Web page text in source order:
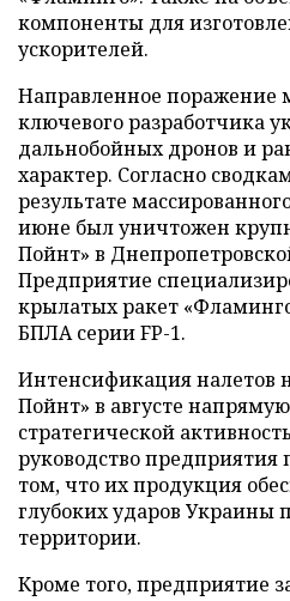
компоненты для
ускорителей.
Направленное поражение
ключевого разработчика
дальнобойных дронов и
характер. Согласно
результате
июне был уничтожен
Пойнт» в
Предприятие
крылатых ракет
БПЛА серии FP-1.
Интенсификация налетов
Пойнт» в августе напрямую
стратегической
руководство предприятия
том, что их продукция
глубоких ударов Украины
территории.
Кроме того, предприятие